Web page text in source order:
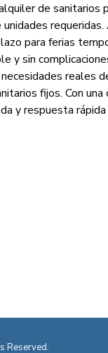
de sanitarios
unidades
para ferias
y sin
reales
fijos. Con
y respuesta
Reserved.